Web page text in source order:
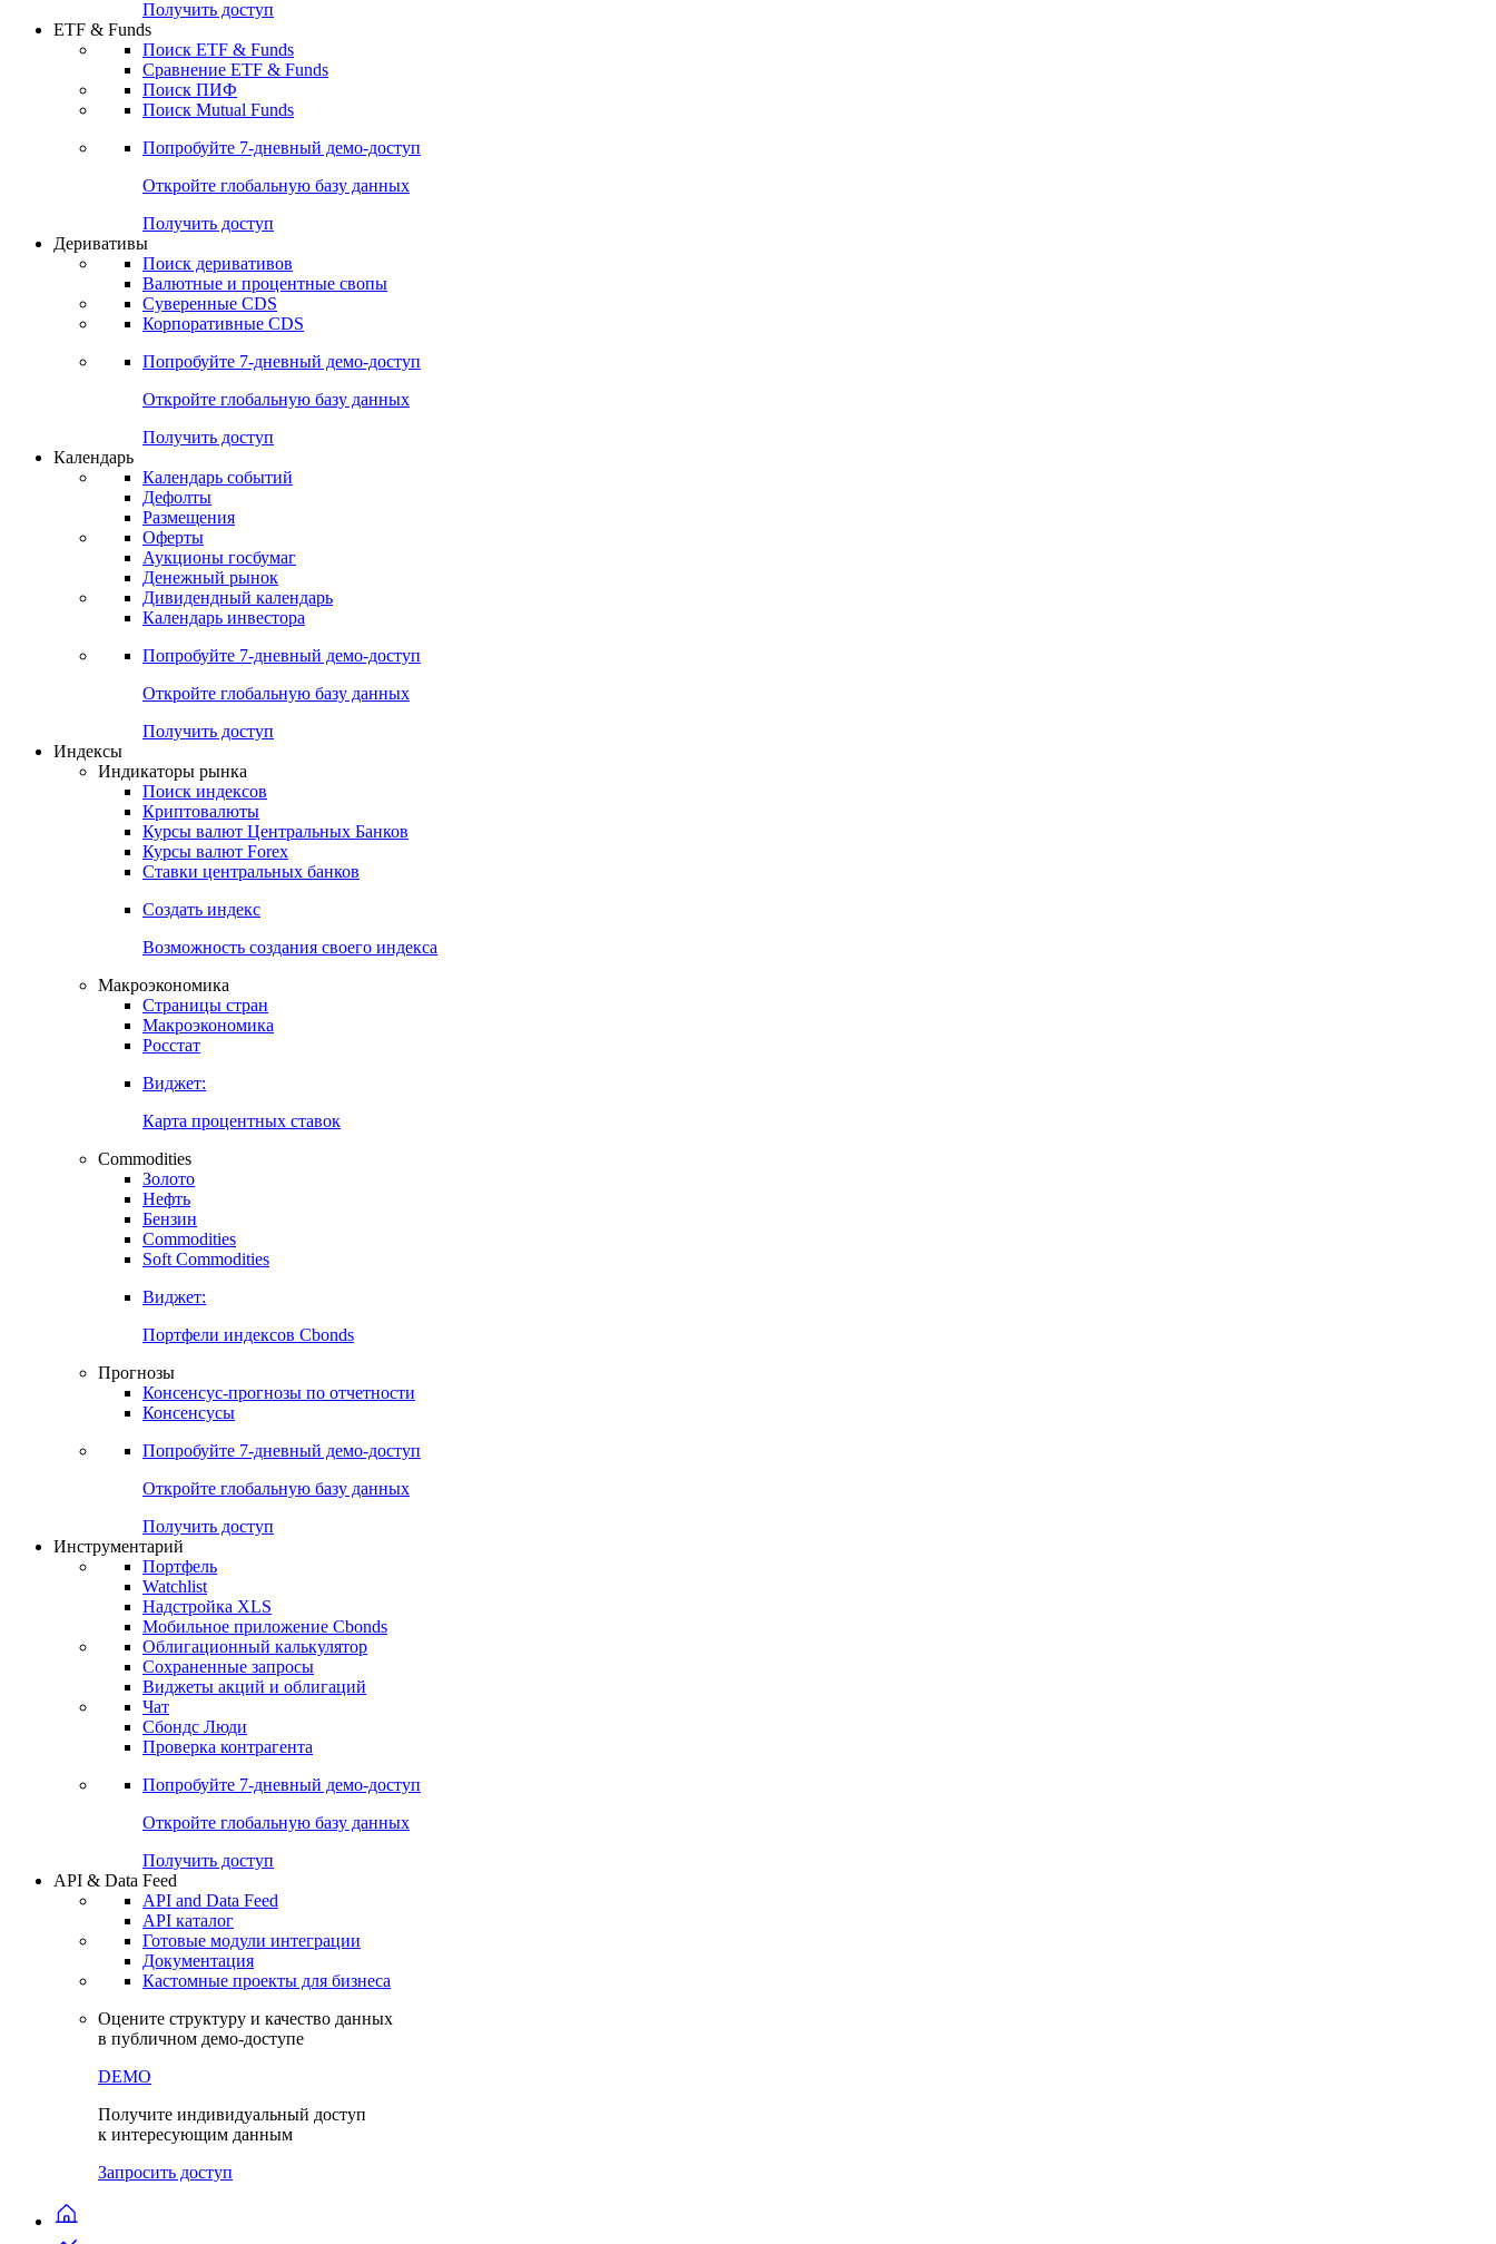
Получить доступ
ETF & Funds
Поиск ETF & Funds
Сравнение ETF & Funds
Поиск ПИФ
Поиск Mutual Funds
Попробуйте 7-дневный демо-доступ
Откройте глобальную базу данных
Получить доступ
Деривативы
Поиск деривативов
Валютные и процентные свопы
Суверенные CDS
Корпоративные CDS
Попробуйте 7-дневный демо-доступ
Откройте глобальную базу данных
Получить доступ
Календарь
Календарь событий
Дефолты
Размещения
Оферты
Аукционы госбумаг
Денежный рынок
Дивидендный календарь
Календарь инвестора
Попробуйте 7-дневный демо-доступ
Откройте глобальную базу данных
Получить доступ
Индексы
Индикаторы рынка
Поиск индексов
Криптовалюты
Курсы валют Центральных Банков
Курсы валют Forex
Ставки центральных банков
Создать индекс
Возможность создания своего индекса
Макроэкономика
Страницы стран
Макроэкономика
Росстат
Виджет:
Карта процентных ставок
Commodities
Золото
Нефть
Бензин
Commodities
Soft Commodities
Виджет:
Портфели индексов Cbonds
Прогнозы
Консенсус-прогнозы по отчетности
Консенсусы
Попробуйте 7-дневный демо-доступ
Откройте глобальную базу данных
Получить доступ
Инструментарий
Портфель
Watchlist
Надстройка XLS
Мобильное приложение Cbonds
Облигационный калькулятор
Сохраненные запросы
Виджеты акций и облигаций
Чат
Сбондс Люди
Проверка контрагента
Попробуйте 7-дневный демо-доступ
Откройте глобальную базу данных
Получить доступ
API & Data Feed
API and Data Feed
API каталог
Готовые модули интеграции
Документация
Кастомные проекты для бизнеса
Оцените структуру и качество данных
в публичном демо-доступе
DEMO
Получите индивидуальный доступ
к интересующим данным
Запросить доступ